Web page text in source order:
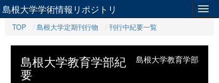
島根大学学術情報リポジトリ
TOP 島根大学定期刊行物 刊行中紀要一覧
島根大学教育学部
島根大学教育学部紀
要